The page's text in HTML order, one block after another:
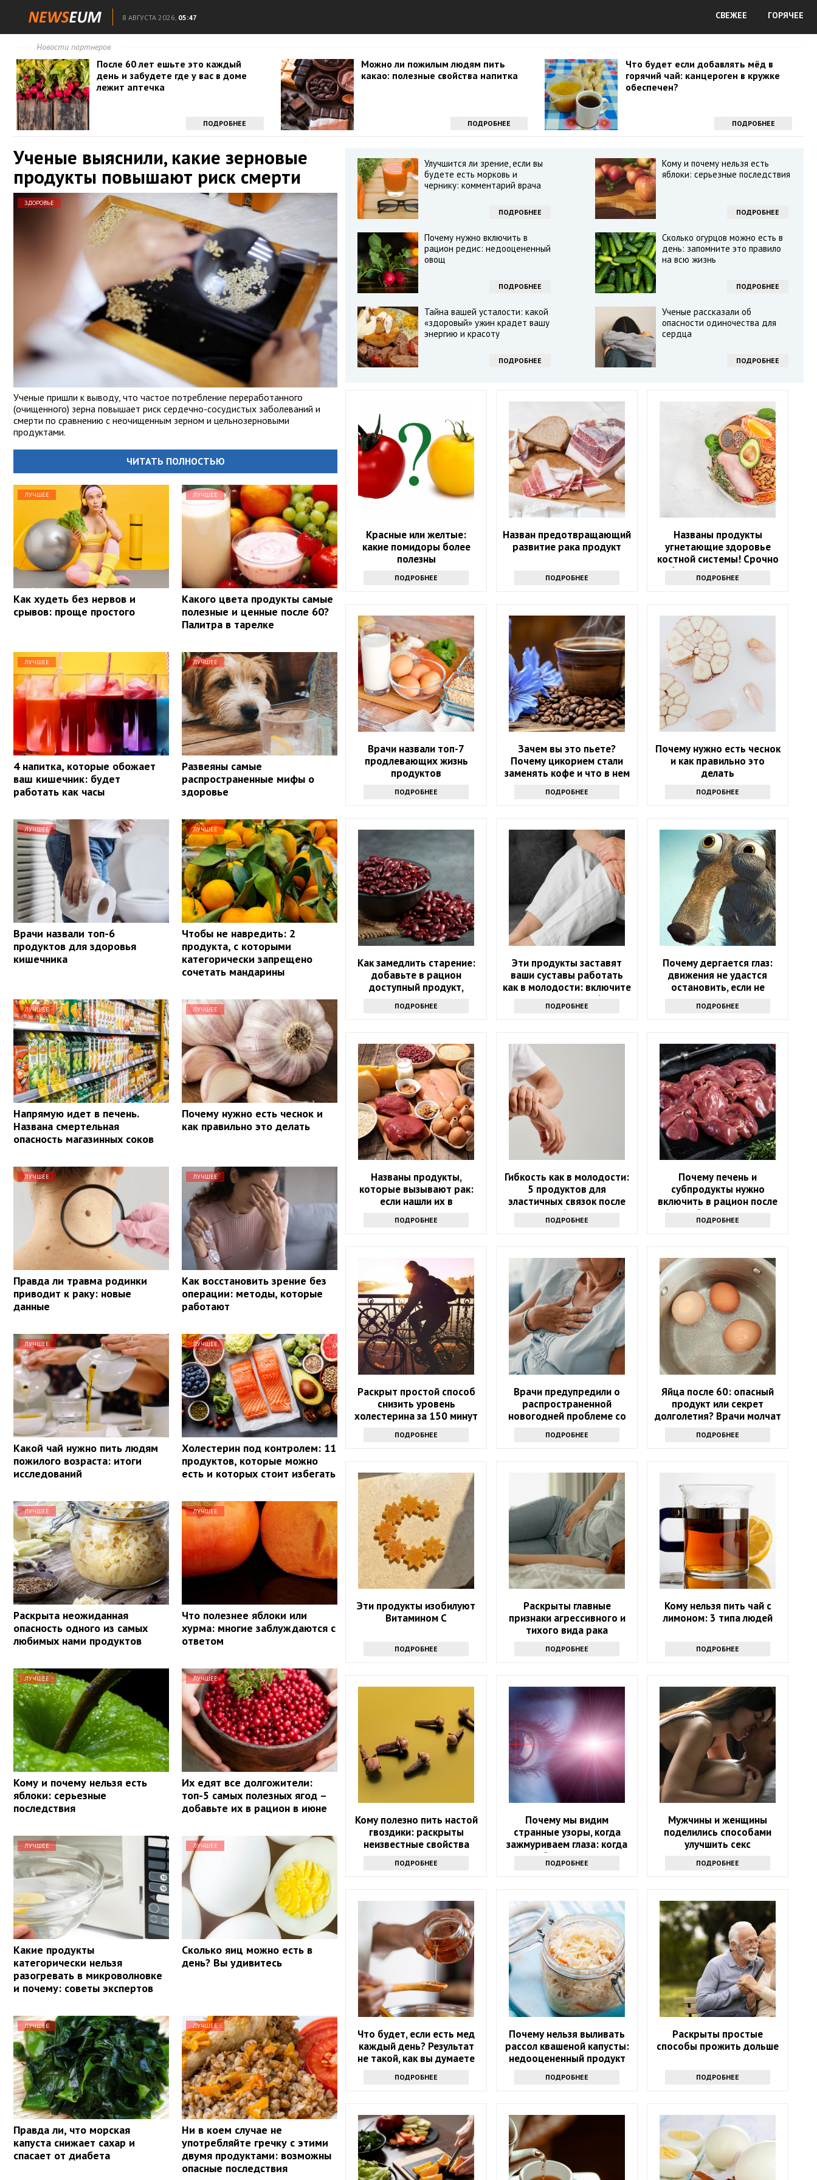
8 АВГУСТА 2026, 05:47 СВЕЖЕЕ ГОРЯЧЕЕ
Новости партнеров
После 60 лет ешьте это каждый
день и забудете где у вас в доме
лежит аптечка
ПОДРОБНЕЕ
Можно ли пожилым людям пить
какао: полезные свойства напитка
ПОДРОБНЕЕ
Что будет если добавлять мёд в
горячий чай: канцероген в кружке
обеспечен?
ПОДРОБНЕЕ
Ученые выяснили, какие зерновые
продукты повышают риск смерти
ЗДОРОВЬЕ
Ученые пришли к выводу, что частое потребление переработанного
(очищенного) зерна повышает риск сердечно-сосудистых заболеваний и
смерти по сравнению с неочищенным зерном и цельнозерновыми
продуктами.
ЧИТАТЬ ПОЛНОСТЬЮ
ЛУЧШЕЕ
Как худеть без нервов и
срывов: проще простого
ЛУЧШЕЕ
Какого цвета продукты самые
полезные и ценные после 60?
Палитра в тарелке
ЛУЧШЕЕ
4 напитка, которые обожает
ваш кишечник: будет
работать как часы
ЛУЧШЕЕ
Развеяны самые
распространенные мифы о
здоровье
ЛУЧШЕЕ
Врачи назвали топ-6
продуктов для здоровья
кишечника
ЛУЧШЕЕ
Чтобы не навредить: 2
продукта, с которыми
категорически запрещено
сочетать мандарины
ЛУЧШЕЕ
Напрямую идет в печень.
Названа смертельная
опасность магазинных соков
ЛУЧШЕЕ
Почему нужно есть чеснок и
как правильно это делать
ЛУЧШЕЕ
Правда ли травма родинки
приводит к раку: новые
данные
ЛУЧШЕЕ
Как восстановить зрение без
операции: методы, которые
работают
ЛУЧШЕЕ
Какой чай нужно пить людям
пожилого возраста: итоги
исследований
ЛУЧШЕЕ
Холестерин под контролем: 11
продуктов, которые можно
есть и которых стоит избегать
ЛУЧШЕЕ
Раскрыта неожиданная
опасность одного из самых
любимых нами продуктов
ЛУЧШЕЕ
Что полезнее яблоки или
хурма: многие заблуждаются с
ответом
ЛУЧШЕЕ
Кому и почему нельзя есть
яблоки: серьезные
последствия
ЛУЧШЕЕ
Их едят все долгожители:
топ-5 самых полезных ягод –
добавьте их в рацион в июне
ЛУЧШЕЕ
Какие продукты
категорически нельзя
разогревать в микроволновке
и почему: советы экспертов
ЛУЧШЕЕ
Сколько яиц можно есть в
день? Вы удивитесь
ЛУЧШЕЕ
Правда ли, что морская
капуста снижает сахар и
спасает от диабета
ЛУЧШЕЕ
Ни в коем случае не
употребляйте гречку с этими
двумя продуктами: возможны
опасные последствия
Улучшится ли зрение, если вы
будете есть морковь и
чернику: комментарий врача
ПОДРОБНЕЕ
Кому и почему нельзя есть
яблоки: серьезные последствия
ПОДРОБНЕЕ
Почему нужно включить в
рацион редис: недооцененный
овощ
ПОДРОБНЕЕ
Сколько огурцов можно есть в
день: запомните это правило
на всю жизнь
ПОДРОБНЕЕ
Тайна вашей усталости: какой
«здоровый» ужин крадет вашу
энергию и красоту
ПОДРОБНЕЕ
Ученые рассказали об
опасности одиночества для
сердца
ПОДРОБНЕЕ
Красные или желтые:
какие помидоры более
полезны
ПОДРОБНЕЕ
Назван предотвращающий
развитие рака продукт
ПОДРОБНЕЕ
Названы продукты
угнетающие здоровье
костной системы! Срочно
уберите их из рациона
ПОДРОБНЕЕ
Врачи назвали топ-7
продлевающих жизнь
продуктов
ПОДРОБНЕЕ
Зачем вы это пьете?
Почему цикорием стали
заменять кофе и что в нем
ПОДРОБНЕЕ
Почему нужно есть чеснок
и как правильно это
делать
ПОДРОБНЕЕ
Как замедлить старение:
добавьте в рацион
доступный продукт,
который есть на каждой
кухне
ПОДРОБНЕЕ
Эти продукты заставят
ваши суставы работать
как в молодости: включите
их в рацион после 60 лет
ПОДРОБНЕЕ
Почему дергается глаз:
движения не удастся
остановить, если не
ПОДРОБНЕЕ
Названы продукты,
которые вызывают рак:
если нашли их в
выбрасывайте
ПОДРОБНЕЕ
Гибкость как в молодости:
5 продуктов для
эластичных связок после
60
ПОДРОБНЕЕ
Почему печень и
субпродукты нужно
включить в рацион после
60? Забытый источник
силы
ПОДРОБНЕЕ
Раскрыт простой способ
снизить уровень
холестерина за 150 минут
ПОДРОБНЕЕ
Врачи предупредили о
распространенной
новогодней проблеме со
ПОДРОБНЕЕ
Яйца после 60: опасный
продукт или секрет
долголетия? Врачи молчат
ПОДРОБНЕЕ
Эти продукты изобилуют
Витамином С
ПОДРОБНЕЕ
Раскрыты главные
признаки агрессивного и
тихого вида рака
ПОДРОБНЕЕ
Кому нельзя пить чай с
лимоном: 3 типа людей
ПОДРОБНЕЕ
Кому полезно пить настой
гвоздики: раскрыты
неизвестные свойства
ПОДРОБНЕЕ
Почему мы видим
странные узоры, когда
зажмуриваем глаза: когда
стоит обратиться к врачу
ПОДРОБНЕЕ
Мужчины и женщины
поделились способами
улучшить секс
ПОДРОБНЕЕ
Что будет, если есть мед
каждый день? Результат
не такой, как вы думаете
ПОДРОБНЕЕ
Почему нельзя выливать
рассол квашеной капусты:
недооцененный продукт
ПОДРОБНЕЕ
Раскрыты простые
способы прожить дольше
ПОДРОБНЕЕ